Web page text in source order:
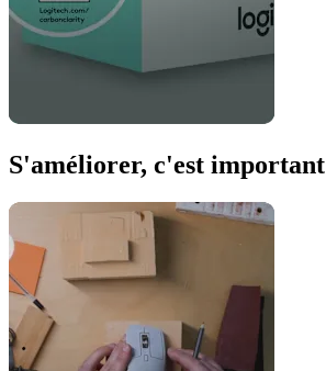
S'améliorer, c'est important